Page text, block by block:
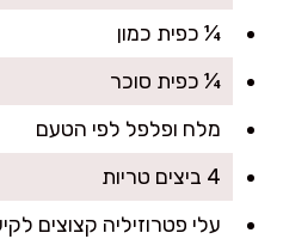
¼ כפית כמון
¼ כפית סוכר
מלח ופלפל לפי הטעם
4 ביצים טריות
עלי פטרוזיליה קצוצים